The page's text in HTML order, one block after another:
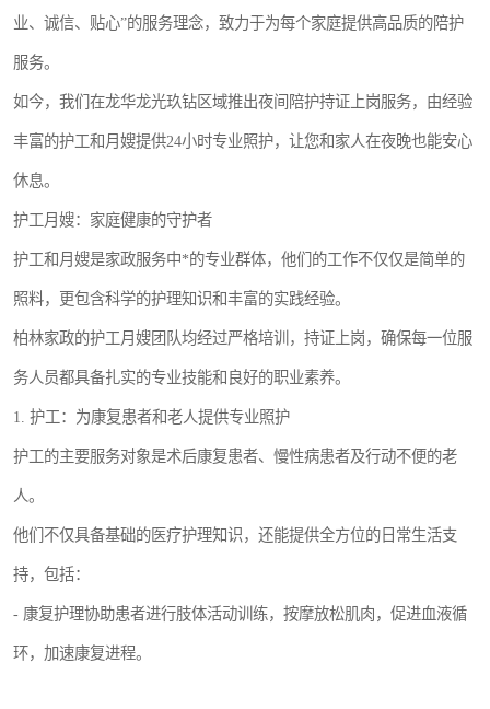
业、诚信、贴心”的服务理念，致力于为每个家庭提供高品质的陪护
服务。
如今，我们在龙华龙光玖钻区域推出夜间陪护持证上岗服务，由经验
丰富的护工和月嫂提供24小时专业照护，让您和家人在夜晚也能安心
休息。
护工月嫂：家庭健康的守护者
护工和月嫂是家政服务中*的专业群体，他们的工作不仅仅是简单的
照料，更包含科学的护理知识和丰富的实践经验。
柏林家政的护工月嫂团队均经过严格培训，持证上岗，确保每一位服
务人员都具备扎实的专业技能和良好的职业素养。
1. 护工：为康复患者和老人提供专业照护
护工的主要服务对象是术后康复患者、慢性病患者及行动不便的老
人。
他们不仅具备基础的医疗护理知识，还能提供全方位的日常生活支
持，包括：
- 康复护理协助患者进行肢体活动训练，按摩放松肌肉，促进血液循
环，加速康复进程。